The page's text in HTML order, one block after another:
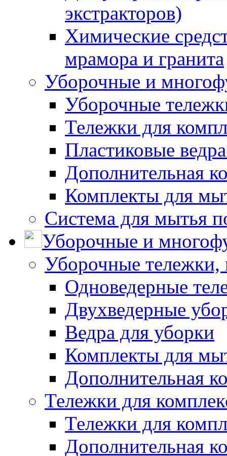
экстракторов)
Химические
мрамора и гранита
Уборочные и
Уборочные
Тележки для
Пластиковые
Дополнительная
Комплекты для
Система для мытья
Уборочные и
Уборочные тележки,
Одноведерные
Двухведерные
Ведра для уборки
Комплекты для
Дополнительная
Тележки для
Тележки для
Дополнительная